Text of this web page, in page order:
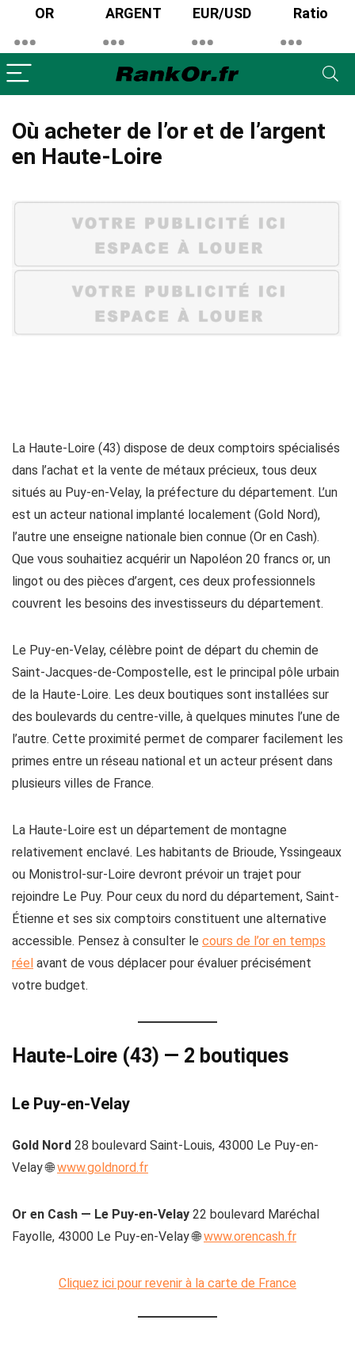
OR ARGENT EUR/USD Ratio
Où acheter de l’or et de l’argent
en Haute-Loire
La Haute-Loire (43) dispose de deux comptoirs spécialisés
dans l’achat et la vente de métaux précieux, tous deux
situés au Puy-en-Velay, la préfecture du département. L’un
est un acteur national implanté localement (Gold Nord),
l’autre une enseigne nationale bien connue (Or en Cash).
Que vous souhaitiez acquérir un Napoléon 20 francs or, un
lingot ou des pièces d’argent, ces deux professionnels
couvrent les besoins des investisseurs du département.
Le Puy-en-Velay, célèbre point de départ du chemin de
Saint-Jacques-de-Compostelle, est le principal pôle urbain
de la Haute-Loire. Les deux boutiques sont installées sur
des boulevards du centre-ville, à quelques minutes l’une de
l’autre. Cette proximité permet de comparer facilement les
primes entre un réseau national et un acteur présent dans
plusieurs villes de France.
La Haute-Loire est un département de montagne
relativement enclavé. Les habitants de Brioude, Yssingeaux
ou Monistrol-sur-Loire devront prévoir un trajet pour
rejoindre Le Puy. Pour ceux du nord du département, Saint-
Étienne et ses six comptoirs constituent une alternative
accessible. Pensez à consulter le cours de l’or en temps
réel avant de vous déplacer pour évaluer précisément
votre budget.
Haute-Loire (43) — 2 boutiques
Le Puy-en-Velay
Gold Nord 28 boulevard Saint-Louis, 43000 Le Puy-en-
Velay 🌐www.goldnord.fr
Or en Cash — Le Puy-en-Velay 22 boulevard Maréchal
Fayolle, 43000 Le Puy-en-Velay 🌐www.orencash.fr
Cliquez ici pour revenir à la carte de France